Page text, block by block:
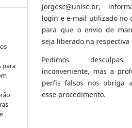
para
jorgesc@unisc.br,
login e e-mail utilizado no
para que o envio de
seja liberado na respectiva
Pedimos
inconveniente, mas a
perfis falsos nos obriga
esse procedimento.